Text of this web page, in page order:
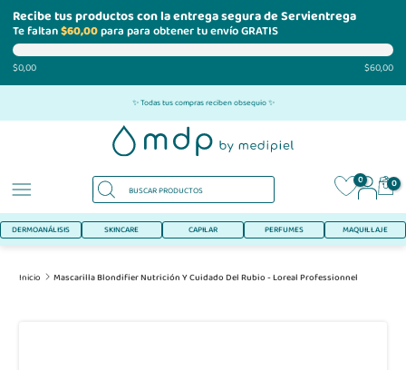
Recibe tus productos con la entrega segura de Servientrega
Te faltan$60,00para para obtener tu envío GRATIS
$0,00 $60,00
al
✨ Todas tus compras reciben obsequio ✨
0 0
DERMOANÁLISIS SKINCARE CAPILAR PERFUMES MAQUILLAJE
Inicio Mascarilla Blondifier Nutrición Y Cuidado Del Rubio - Loreal Professionnel